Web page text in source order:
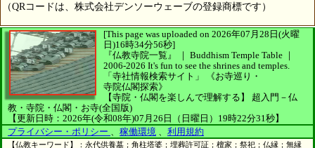
（QRコードは、株式会社デンソーウェーブの登録商標です）
[This page was uploaded on 2026年07月28日(火曜
日)16時34分56秒]
『仏教寺院一覧』 ｜ Buddhism Temple Table ｜
2006-2026 It's fun to see the shrines and temples.
「寺社情報検索サイト」
《お寺巡り・
寺院仏閣探索》
【寺院・仏閣を楽しんで理解する】
超入門－仏
教・寺院・仏閣・お寺(全国版)
【更新日時：2026年(令和08年)07月26日（日曜日）19時22分31秒】
プライバシー・ポリシー 、 稼働環境 、 利用規約
【仏教キーワード】：永代供養墓；角柱塔婆；埋葬許可証；檀家；祭祀；仏縁；無縁